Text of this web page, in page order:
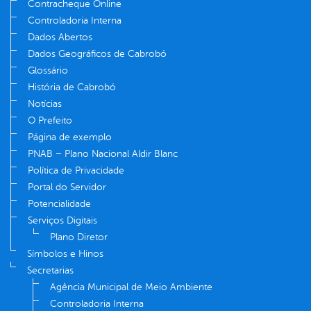
Contracheque Online
Controladoria Interna
Dados Abertos
Dados Geográficos de Cabrobó
Glossário
História de Cabrobó
Notícias
O Prefeito
Página de exemplo
PNAB – Plano Nacional Aldir Blanc
Política de Privacidade
Portal do Servidor
Potencialidade
Serviços Digitais
Plano Diretor
Símbolos e Hinos
Secretarias
Agência Municipal de Meio Ambiente
Controladoria Interna